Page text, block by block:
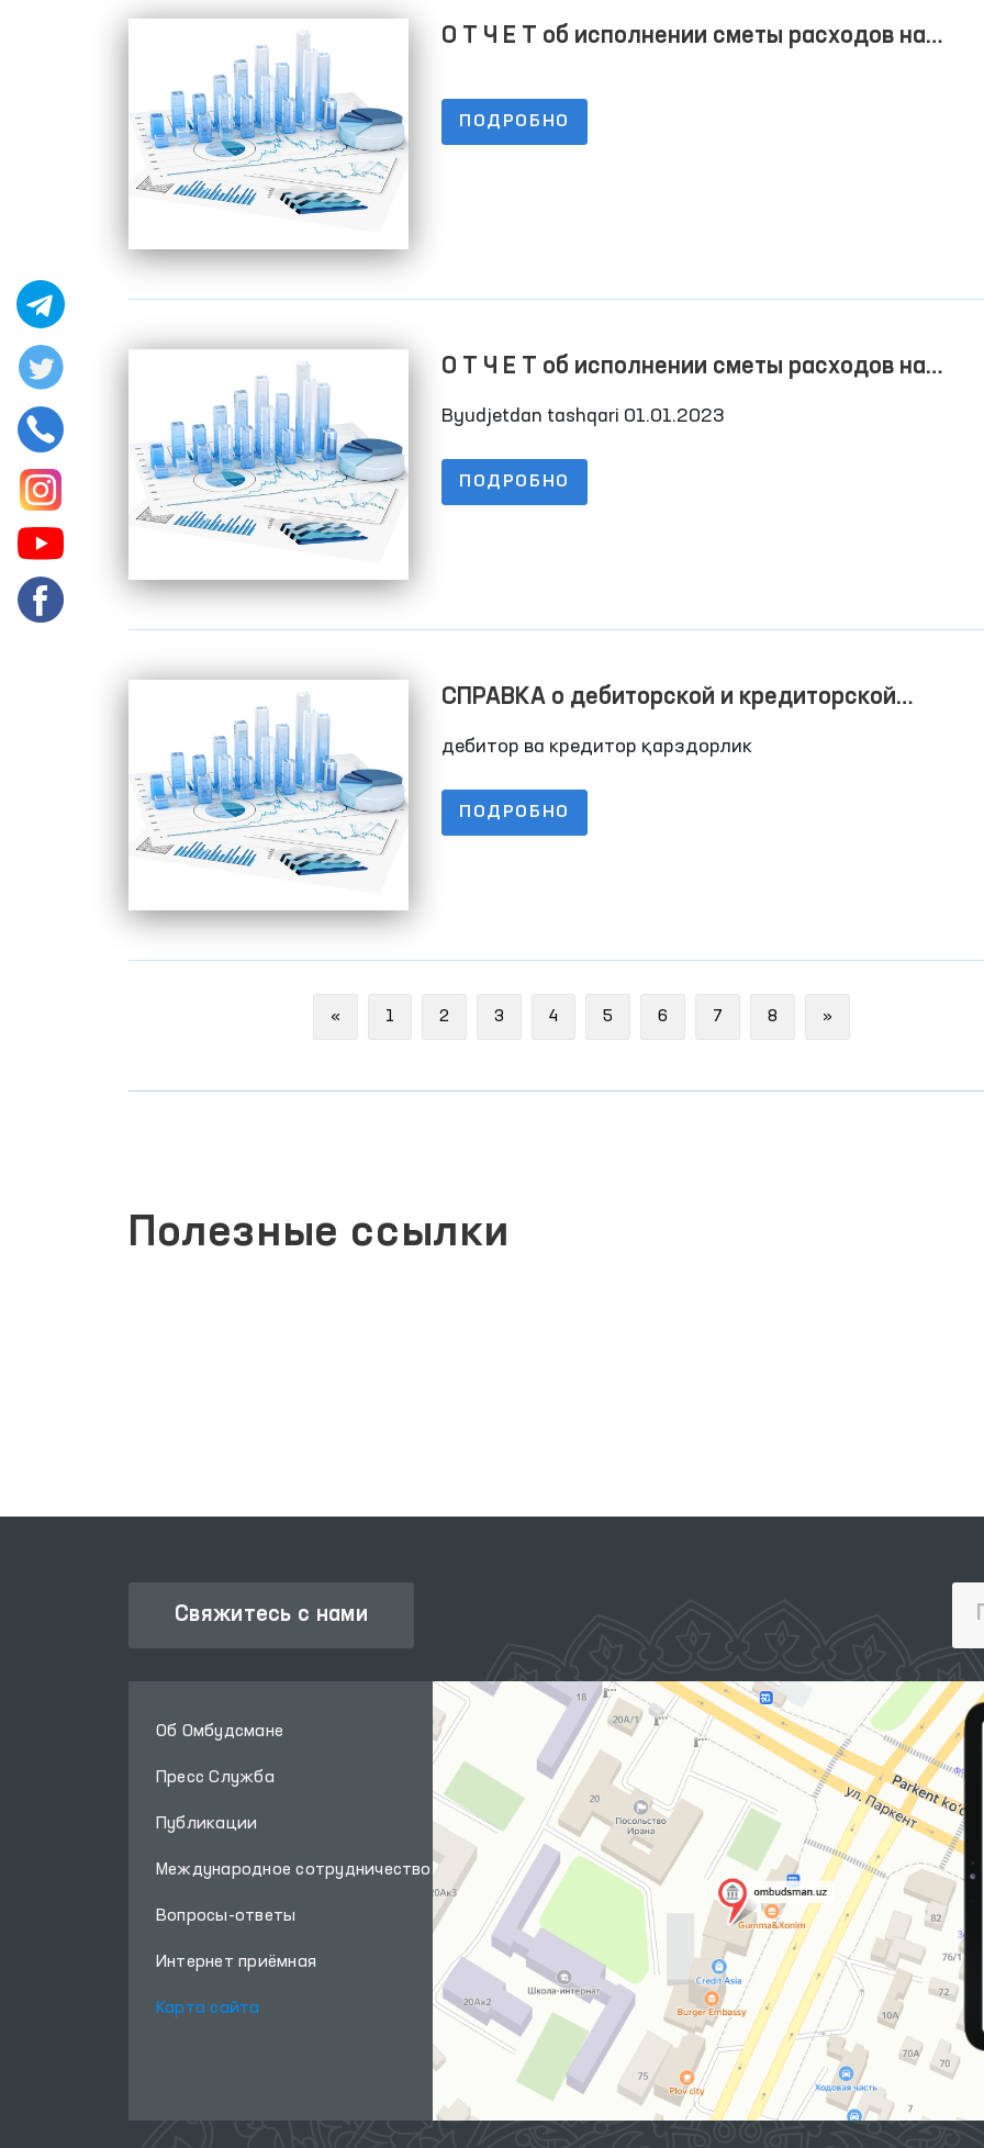
О Т Ч Е Т об исполнении сметы расходов на
ПОДРОБНО
О Т Ч Е Т об исполнении сметы расходов на
01.04.2023 г
Byudjetdan tashqari 01.01.2023
ПОДРОБНО
СПРАВКА о дебиторской и кредиторской
задолженностях по состоянию на 01.04.2023
дебитор ва кредитор қарздорлик
ПОДРОБНО
« Previous
1 2 3 4 5 6 7 8 »
Полезные ссылки
Свяжитесь с нами
Об Омбудсмане
Пресс Служба
Публикации
Международное сотрудничество
Вопросы-ответы
Интернет приёмная
Карта сайта